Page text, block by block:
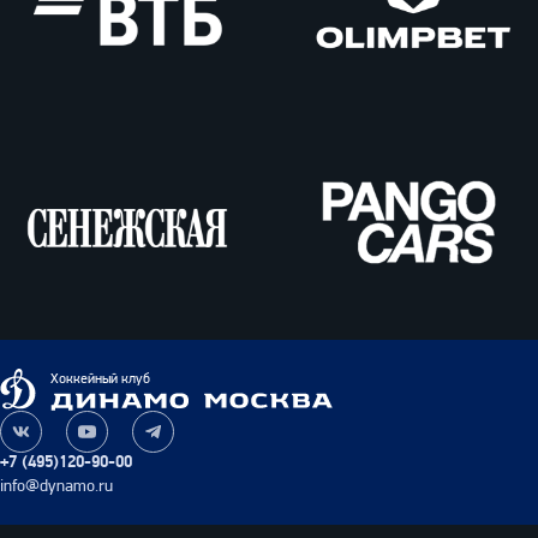
Cars
Динамо
Москва
Хоккейный клуб
+7 (495)120-90-00
info@dynamo.ru
Наша
группа
ВКонтакте
Наш
канал
на
Наш
канал